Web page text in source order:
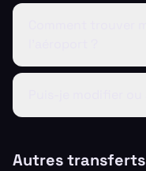
Autres transferts